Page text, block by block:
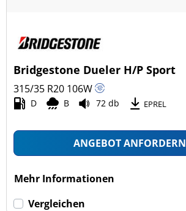
Bridgestone Dueler H/P Sport
315/35 R20 106W
D B 72 db EPREL
ANGEBOT ANFORDERN
Mehr Informationen
Vergleichen